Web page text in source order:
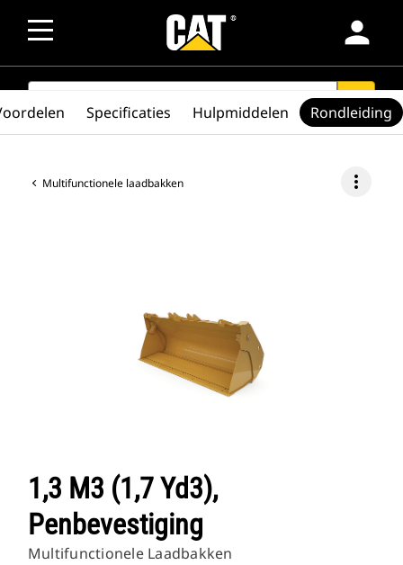
person
SEARCH search
Multifunctionele laadbakken more_vert
1,3 M3 (1,7 Yd3),
Penbevestiging
Multifunctionele Laadbakken
Specificaties Hulpmiddelen Rondleiding